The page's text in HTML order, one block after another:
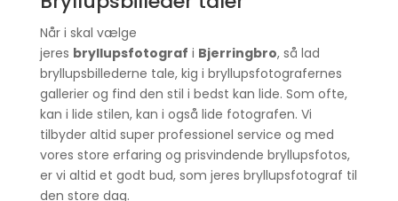
Når i skal vælge
jeres bryllupsfotograf i Bjerringbro, så lad
bryllupsbillederne tale, kig i bryllupsfotografernes
gallerier og find den stil i bedst kan lide. Som ofte,
kan i lide stilen, kan i også lide fotografen. Vi
tilbyder altid super professionel service og med
vores store erfaring og prisvindende bryllupsfotos,
er vi altid et godt bud, som jeres bryllupsfotograf til
den store dag.